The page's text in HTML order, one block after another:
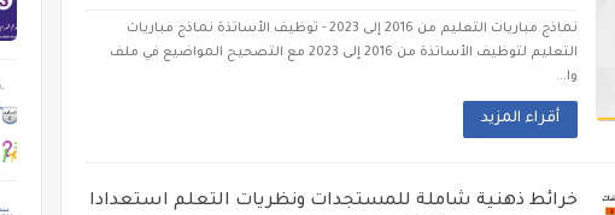
نماذج مباريات التعليم من 2016 إلى 2023 - توظيف الأساتذة نماذج مباريات
التعليم لتوظيف الأساتذة من 2016 إلى 2023 مع التصحيح المواضيع في ملف
وا...
أقراء المزيد
خرائط ذهنية شاملة للمستجدات ونظريات التعلم استعدادا